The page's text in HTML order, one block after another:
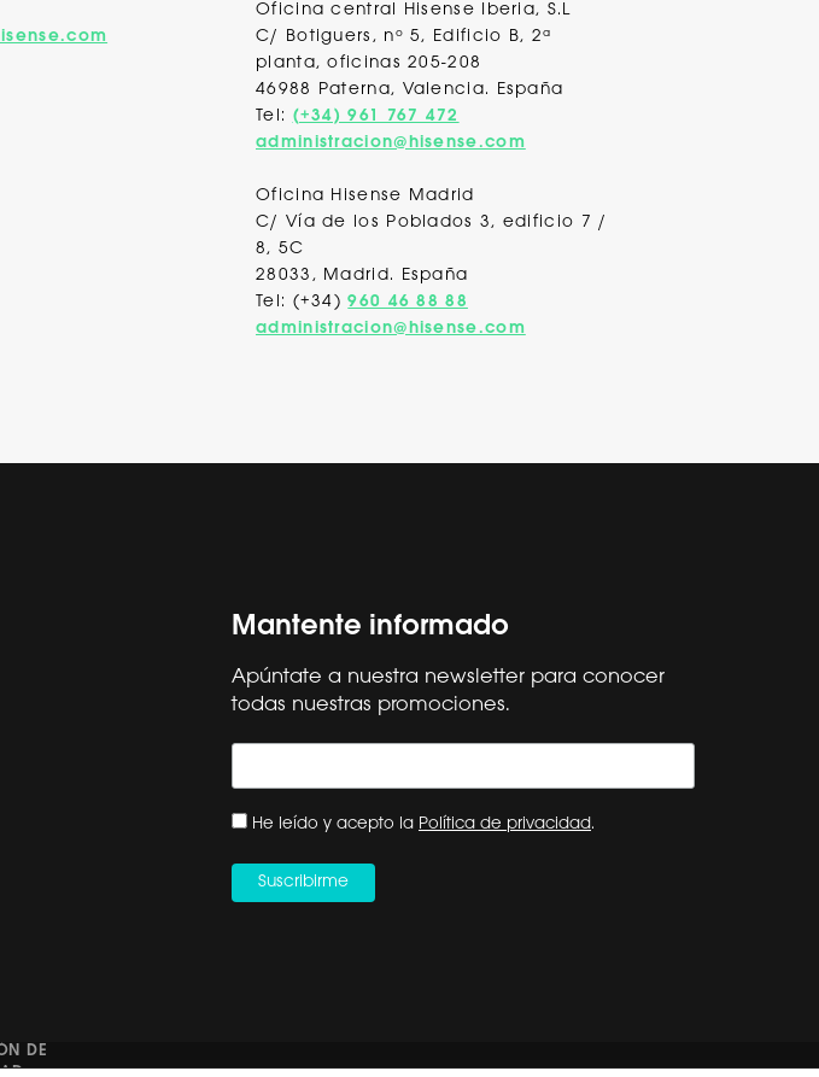
Oficina central Hisense Iberia, S.L
C/ Botiguers, nº 5, Edificio B, 2ª
planta, oficinas 205-208
46988 Paterna, Valencia. España
Tel: (+34) 961 767 472
administracion@hisense.com
Oficina Hisense Madrid
C/ Vía de los Poblados 3, edificio 7 /
8, 5C
28033, Madrid. España
Tel: (+34)960 46 88 88
administracion@hisense.com
Mantente informado
Apúntate a nuestra newsletter para conocer
todas nuestras promociones.
He leído y acepto la Política de privacidad.
DE